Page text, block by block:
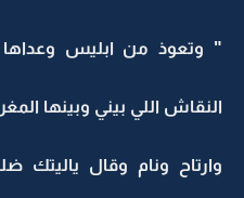
" وتعوذ من ابليس
النقاش اللي بيني وبينها
وارتاح ونام وقال ياليتك